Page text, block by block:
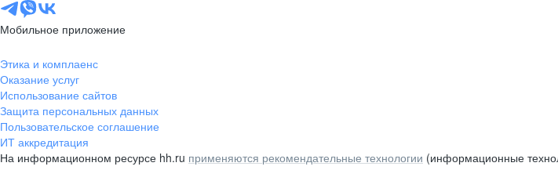
Мобильное приложение
Этика и комплаенс
Оказание услуг
Использование сайтов
Защита персональных данных
Пользовательское соглашение
ИТ аккредитация
На информационном ресурсе hh.ru применяются рекомендательные технологии (информационные